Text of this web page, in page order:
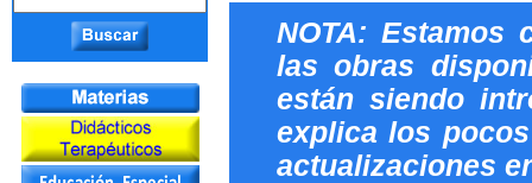
NOTA: Estamos
las obras
están siendo
explica los
actualizaciones